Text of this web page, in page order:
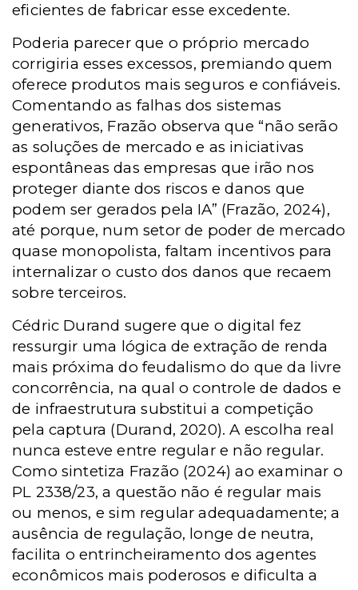
eficientes de fabricar esse excedente.
Poderia parecer que o próprio mercado
corrigiria esses excessos, premiando quem
oferece produtos mais seguros e confiáveis.
Comentando as falhas dos sistemas
generativos, Frazão observa que “não serão
as soluções de mercado e as iniciativas
espontâneas das empresas que irão nos
proteger diante dos riscos e danos que
podem ser gerados pela IA” (Frazão, 2024),
até porque, num setor de poder de mercado
quase monopolista, faltam incentivos para
internalizar o custo dos danos que recaem
sobre terceiros.
Cédric Durand sugere que o digital fez
ressurgir uma lógica de extração de renda
mais próxima do feudalismo do que da livre
concorrência, na qual o controle de dados e
de infraestrutura substitui a competição
pela captura (Durand, 2020). A escolha real
nunca esteve entre regular e não regular.
Como sintetiza Frazão (2024) ao examinar o
PL 2338/23, a questão não é regular mais
ou menos, e sim regular adequadamente; a
ausência de regulação, longe de neutra,
facilita o entrincheiramento dos agentes
econômicos mais poderosos e dificulta a